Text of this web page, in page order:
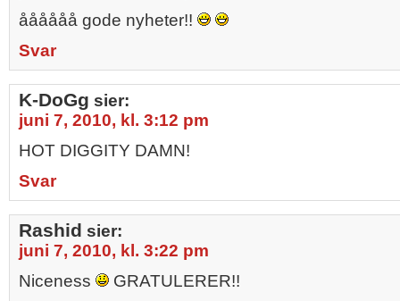
åååååå gode nyheter!!
Svar
K-DoGg sier:
juni 7, 2010, kl. 3:12 pm
HOT DIGGITY DAMN!
Svar
Rashid sier:
juni 7, 2010, kl. 3:22 pm
Niceness
GRATULERER!!